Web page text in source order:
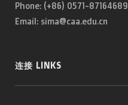
Phone: (+86) 0571-87164689
Email: sima@caa.edu.cn
连接 LINKS